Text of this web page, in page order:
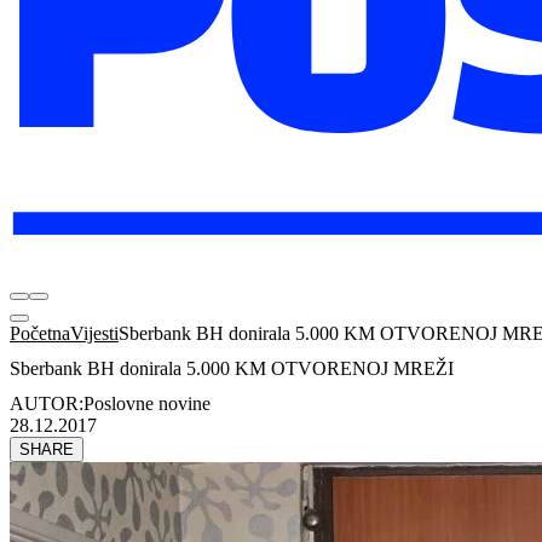
PočetnaVijestiSberbank BH donirala 5.000 KM OTVORENOJ
Sberbank BH donirala 5.000 KM OTVORENOJ MREŽI
AUTOR:Poslovne novine
28.12.2017
SHARE